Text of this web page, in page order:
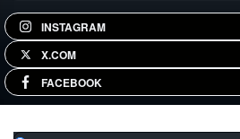
INSTAGRAM
X.COM
FACEBOOK